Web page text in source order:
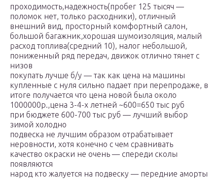
проходимость,надежность(пробег 125 тысяч —
поломок нет, только расходники), отличный
внешний вид, просторный комфортный салон,
большой багажник,хорошая шумоизоляция, малый
расход топлива(средний 10), налог небольшой,
пониженный ряд передач, движок отлично тянет с
низов
покупать лучше б/у — так как цена на машины
купленные с нуля сильно падает при перепродаже, в
итоге получается что цена новой была около
1000000р.,цена 3-4-х летней ~600=650 тыс руб
при бюджете 600-700 тыс руб — лучший выбор
зимой холодно
подвеска не лучшим образом отрабатывает
неровности, хотя конечно с чем сравнивать
качество окраски не очень — спереди сколы
появляются
народ кто жалуется на подвеску — передние аморты